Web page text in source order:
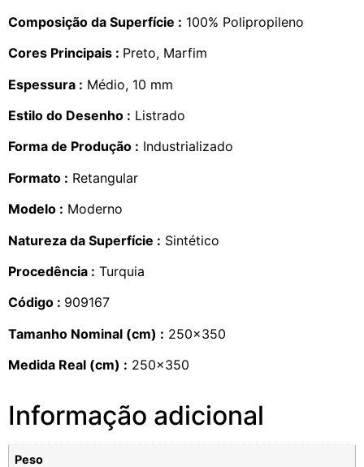
Composição da Superfície : 100% Polipropileno
Cores Principais : Preto, Marfim
Espessura : Médio, 10 mm
Estilo do Desenho : Listrado
Forma de Produção : Industrializado
Formato : Retangular
Modelo : Moderno
Natureza da Superfície : Sintético
Procedência : Turquia
Código : 909167
Tamanho Nominal (cm) : 250×350
Medida Real (cm) : 250×350
Informação adicional
Peso